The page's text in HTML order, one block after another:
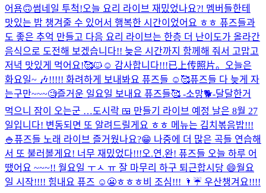
어욤🙃썸네일 투척!오늘 요리 라이브 재밌었나요?! 멤버들한테
맛있는 밥 챙겨줄 수 있어서 행복한 시간이었어요 ㅎㅎ 퓨즈들과
도 좋은 추억 만들고 다음 요리 라이브는 한층 더 난이도가 올라간
음식으로 도전해 보겠습니다!! 늦은 시간까지 함께해 줘서 고맙고
저녁 맛있게 먹어요!🥰🐱☺️ 감사합니다!!!已上传照片。
오늘은
화요일~ 🎶!!!!! 화려하게 보내봐요 퓨즈들 ☺️🥰퓨즈들 다 늦게 자
는구만~~~🧐즐거운 일요일 보내요 퓨즈들🥰 -소망🐕-달달한거
먹으니 잠이 오는군 …도시락 🍱 만들기 라이브 예정 날은 8월 27
일입니다! 변동되면 또 알려드릴게요 ㅎㅎ 메뉴는 김치볶음밥!!!
🍚퓨즈들 노래 라이브 즐거웠나요?😁 나중에 더 많은 곡들 연습해
서 또 불러볼게요! 너무 재밌었다!!!오.연.완! 퓨즈들 오늘 하루 어
땠어요 ~~~!! 월요일 ㅜㅅ ㅠ 잘 마무리 하구 퇴근합시당 😄월요
일 시작!!!! 힘내요 퓨즈 ☺️😬ㅎㅎㅎ비 조심!!! 🌂☔️ 우산챙겨요!!!!